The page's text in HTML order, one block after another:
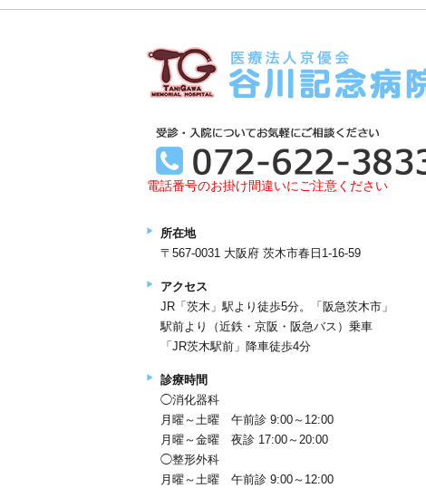
電話番号のお掛け間違いにご注意ください
所在地
〒567-0031 大阪府 茨木市春日1-16-59
アクセス
JR「茨木」駅より徒歩5分。「阪急茨木市」
駅前より（近鉄・京阪・阪急バス）乗車
「JR茨木駅前」降車徒歩4分
診療時間
◯消化器科
月曜～土曜 午前診 9:00～12:00
月曜～金曜 夜診 17:00～20:00
◯整形外科
月曜～土曜 午前診 9:00～12:00